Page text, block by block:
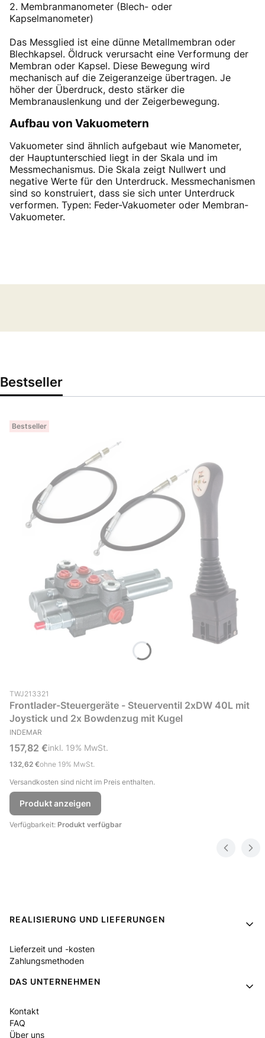
2. Membranmanometer (Blech- oder
Kapselmanometer)
Das Messglied ist eine dünne Metallmembran oder
Blechkapsel. Öldruck verursacht eine Verformung der
Membran oder Kapsel. Diese Bewegung wird
mechanisch auf die Zeigeranzeige übertragen. Je
höher der Überdruck, desto stärker die
Membranauslenkung und der Zeigerbewegung.
Aufbau von Vakuometern
Vakuometer sind ähnlich aufgebaut wie Manometer,
der Hauptunterschied liegt in der Skala und im
Messmechanismus. Die Skala zeigt Nullwert und
negative Werte für den Unterdruck. Messmechanismen
sind so konstruiert, dass sie sich unter Unterdruck
verformen. Typen: Feder-Vakuometer oder Membran-
Vakuometer.
Bestseller
Bestseller
Produktcode (SKU)
TWJ213321
Frontlader-Steuergeräte - Steuerventil 2xDW 40L mit
Joystick und 2x Bowdenzug mit Kugel
HERSTELLER
INDEMAR
Bruttopreis
157,82 €inkl. %s MwSt.
inkl. 19% MwSt.
Nettopreis
132,62 €ohne 19% MwSt.
Versandkosten sind nicht im Preis enthalten.
Produkt anzeigen
Verfügbarkeit: Produkt verfügbar
Fußzeilenmenü
REALISIERUNG UND LIEFERUNGEN
Lieferzeit und -kosten
Zahlungsmethoden
DAS UNTERNEHMEN
Kontakt
FAQ
Über uns